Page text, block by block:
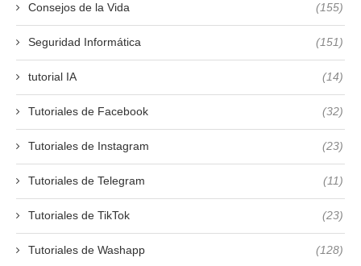
Consejos de la Vida (155)
Seguridad Informática (151)
tutorial IA (14)
Tutoriales de Facebook (32)
Tutoriales de Instagram (23)
Tutoriales de Telegram (11)
Tutoriales de TikTok (23)
Tutoriales de Washapp (128)